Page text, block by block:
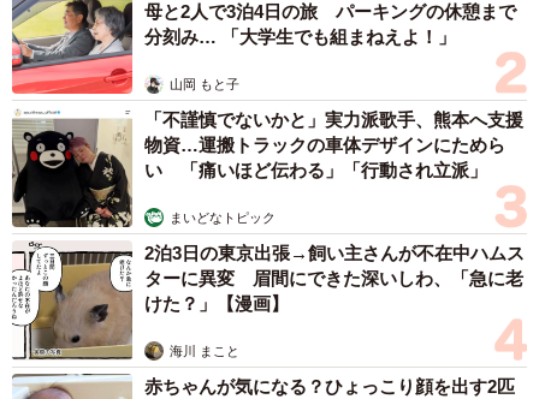
母と2人で3泊4日の旅 パーキングの休憩まで
分刻み… 「大学生でも組まねえよ！」
山岡 もと子
「不謹慎でないかと」実力派歌手、熊本へ支援
物資…運搬トラックの車体デザインにためら
い 「痛いほど伝わる」「行動され立派」
まいどなトピック
2泊3日の東京出張→飼い主さんが不在中ハムス
ターに異変 眉間にできた深いしわ、「急に老
けた？」【漫画】
海川 まこと
赤ちゃんが気になる？ひょっこり顔を出す2匹